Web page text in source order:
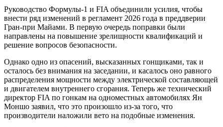
Руководство Формулы-1 и FIA объединили усилия, чтобы
внести ряд изменений в регламент 2026 года в преддверии
Гран-при Майами. В первую очередь поправки были
направлены на повышение зрелищности квалификаций и
решение вопросов безопасности.
Однако одно из опасений, высказанных гонщиками, так и
осталось без внимания на заседании, и касалось оно равного
распределения мощности между электрической составляющей
и двигателем внутреннего сгорания. Теперь же технический
директор FIA по гонкам на одноместных автомобилях Ян
Моншо заявил, что это произошло из-за того, что
производители наложили вето на подобные изменения.